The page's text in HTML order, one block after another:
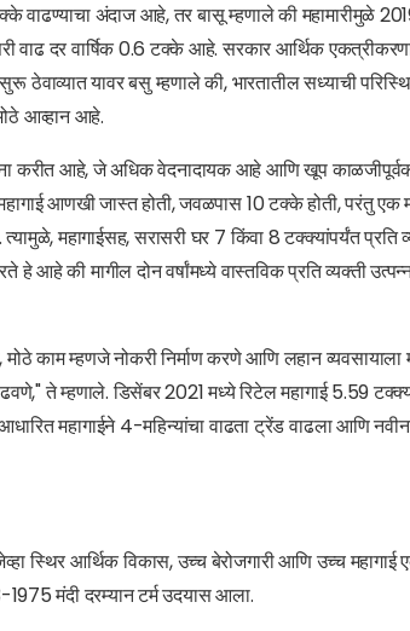
वाढण्याचा अंदाज आहे, तर बासू म्हणाले की महामारीमुळे
वाढ दर वार्षिक 0.6 टक्के आहे. सरकार आर्थिक
ठेवाव्यात यावर बसु म्हणाले की, भारतातील सध्याची
आव्हान आहे.
करीत आहे, जे अधिक वेदनादायक आहे आणि खूप काळजीपूर्वक
आणखी जास्त होती, जवळपास 10 टक्के होती, परंतु एक
महागाईसह, सरासरी घर 7 किंवा 8 टक्क्यांपर्यंत प्रति
हे आहे की मागील दोन वर्षांमध्ये वास्तविक प्रति व्यक्ती
काम म्हणजे नोकरी निर्माण करणे आणि लहान
ते म्हणाले. डिसेंबर 2021 मध्ये रिटेल महागाई 5.59
महागाईने 4-महिन्यांचा वाढता ट्रेंड वाढला आणि
स्थिर आर्थिक विकास, उच्च बेरोजगारी आणि उच्च महागाई
मंदी दरम्यान टर्म उदयास आला.